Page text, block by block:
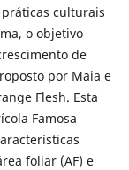
culturais
o objetivo
de
por Maia e
Flesh. Esta
Famosa
foliar (AF) e